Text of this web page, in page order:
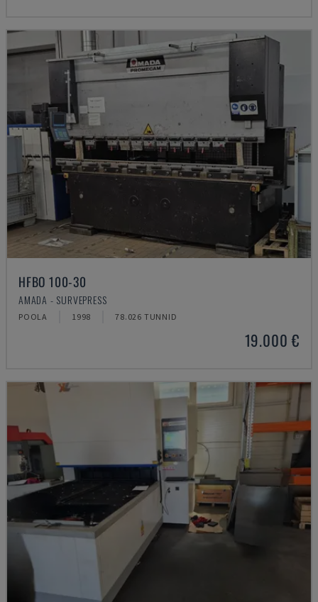
HFBO 100-30
AMADA - SURVEPRESS
POOLA 1998 78.026 TUNNID
19.000 €